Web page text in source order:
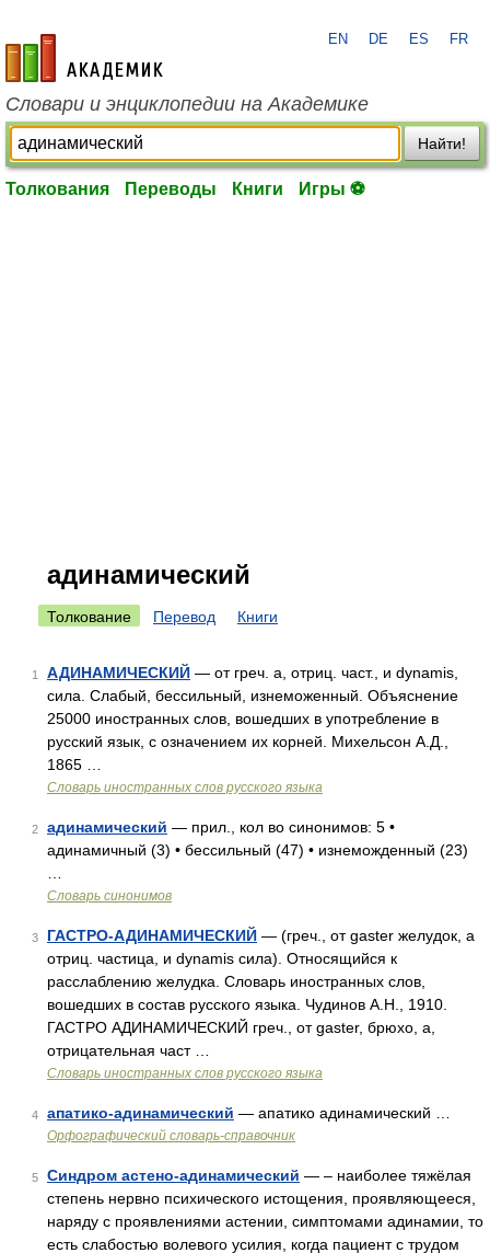
academic.ru
EN DE ES FR
Словари и энциклопедии на Академике
Найти!
Толкования Переводы Книги Игры ⚽
адинамический
Толкование Перевод Книги
1 АДИНАМИЧЕСКИЙ — от греч. а, отриц. част., и dynamis,
сила. Слабый, бессильный, изнеможенный. Объяснение
25000 иностранных слов, вошедших в употребление в
русский язык, с означением их корней. Михельсон А.Д.,
1865 …
Словарь иностранных слов русского языка
2 адинамический — прил., кол во синонимов: 5 •
адинамичный (3) • бессильный (47) • изнеможденный (23)
Словарь синонимов
3 ГАСТРО-АДИНАМИЧЕСКИЙ — (греч., от gaster желудок, а
отриц. частица, и dynamis сила). Относящийся к
расслаблению желудка. Словарь иностранных слов,
вошедших в состав русского языка. Чудинов А.Н., 1910.
ГАСТРО АДИНАМИЧЕСКИЙ греч., от gaster, брюхо, а,
отрицательная част …
Словарь иностранных слов русского языка
4 апатико-адинамический — апатико адинамический …
Орфографический словарь-справочник
5 Синдром астено-адинамический — – наиболее тяжёлая
степень нервно психического истощения, проявляющееся,
наряду с проявлениями астении, симптомами адинамии, то
есть слабостью волевого усилия, когда пациент с трудом